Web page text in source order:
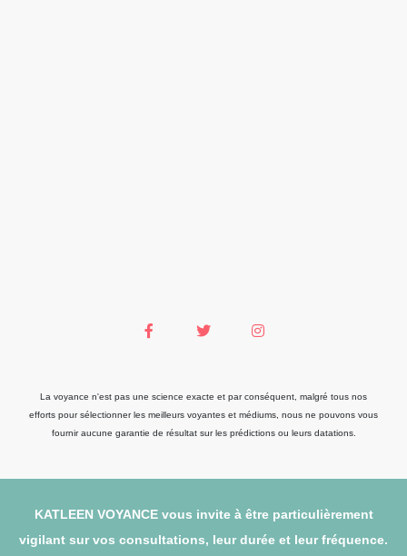
La voyance n'est pas une science exacte et par conséquent, malgré tous nos
efforts pour sélectionner les meilleurs voyantes et médiums, nous ne pouvons vous
fournir aucune garantie de résultat sur les prédictions ou leurs datations.
KATLEEN VOYANCE vous invite à être particulièrement
vigilant sur vos consultations, leur durée et leur fréquence.